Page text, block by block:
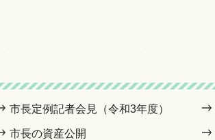
市長定例記者会見（令和3年度）
市長の資産公開